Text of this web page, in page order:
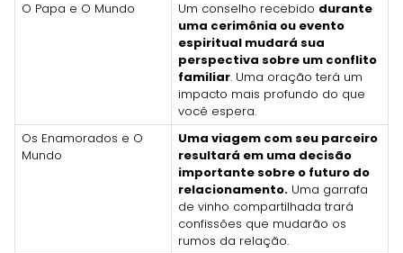
O Papa e O Mundo
Um conselho recebido durante
uma cerimônia ou evento
espiritual mudará sua
perspectiva sobre um conflito
familiar. Uma oração terá um
impacto mais profundo do que
você espera.
Os Enamorados e O
Mundo
Uma viagem com seu parceiro
resultará em uma decisão
importante sobre o futuro do
relacionamento. Uma garrafa
de vinho compartilhada trará
confissões que mudarão os
rumos da relação.